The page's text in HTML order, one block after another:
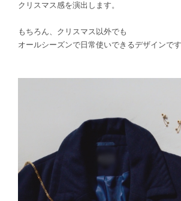
クリスマス感を演出します。
もちろん、クリスマス以外でも
オールシーズンで日常使いできるデザインです